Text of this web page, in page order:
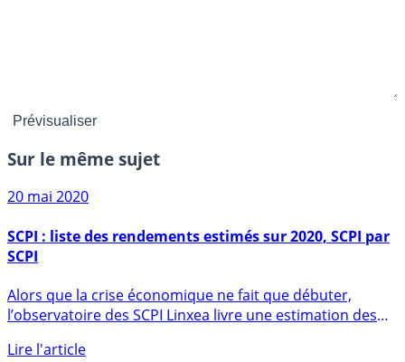
Sur le même sujet
20 mai 2020
SCPI
l’observatoire des SCPI Linxea livre une estimation des